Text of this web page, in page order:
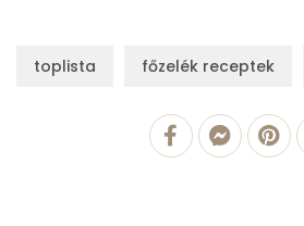
toplista főzelék receptek